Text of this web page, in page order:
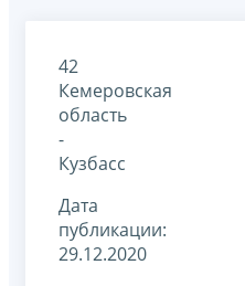
42
Кемеровская
область
-
Кузбасс
Дата
публикации:
29.12.2020